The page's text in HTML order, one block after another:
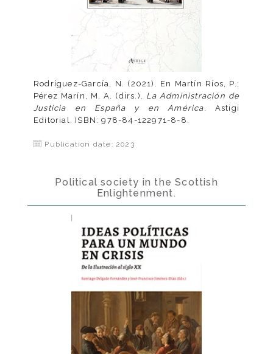
Rodríguez-García, N. (2021). En Martín Ríos, P.;
Pérez Marín, M. A. (dirs.). La Administración de
Justicia en España y en América . Astigi
Editorial. ISBN: 978-84-122971-8-8.
Publication date: 2023
Political society in the Scottish
Enlightenment.